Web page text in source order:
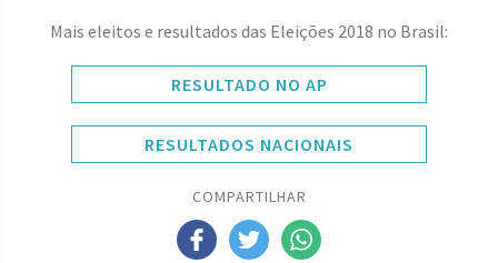
Mais eleitos e resultados das Eleições 2018 no Brasil:
RESULTADO NO AP
RESULTADOS NACIONAIS
COMPARTILHAR